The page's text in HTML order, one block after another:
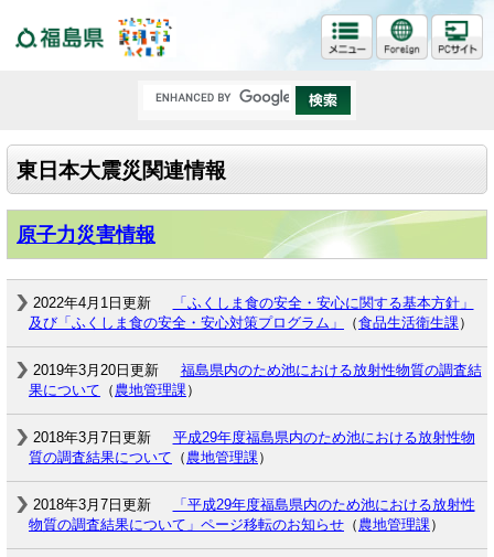
東日本大震災関連情報
原子力災害情報
2022年4月1日更新
「ふくしま食の安全・安心に関する基本方針」
及び「ふくしま食の安全・安心対策プログラム」
（食品生活衛生課 ）
2019年3月20日更新
福島県内のため池における放射性物質の調査結
果について （ 農地管理課 ）
2018年3月7日更新
平成29年度福島県内のため池における放射性物
質の調査結果について （ 農地管理課 ）
2018年3月7日更新
「平成29年度福島県内のため池における放射性
物質の調査結果について」ページ移転のお知らせ （ 農地管理課 ）